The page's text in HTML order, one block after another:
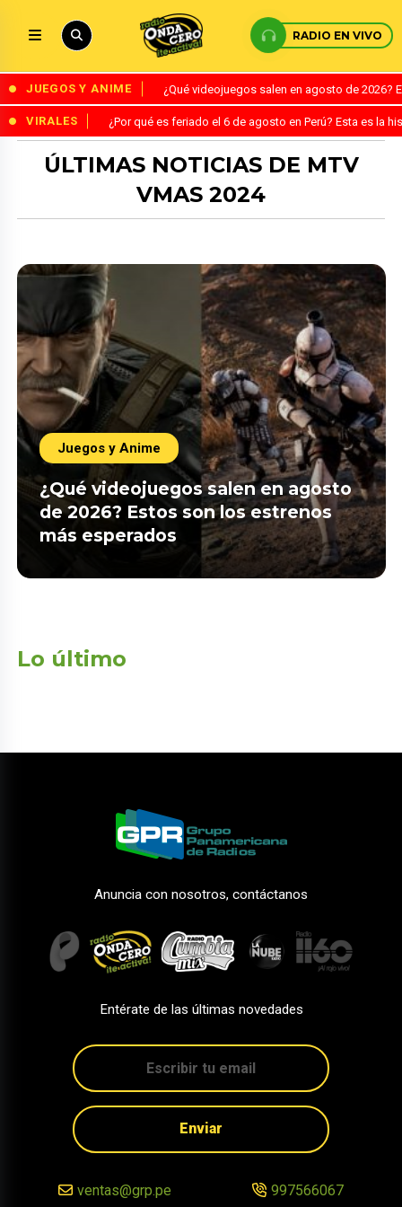
RADIO EN VIVO
JUEGOS Y ANIME ¿Qué videojuegos salen en agosto de
VIRALES ¿Por qué es feriado el 6 de agosto en Perú? Esta es la
ÚLTIMAS NOTICIAS DE MTV
VMAS 2024
Juegos y Anime
¿Qué videojuegos salen en agosto
de 2026? Estos son los estrenos
más esperados
Lo último
Anuncia con nosotros, contáctanos
Entérate de las últimas novedades
Enviar
ventas@grp.pe 997566067